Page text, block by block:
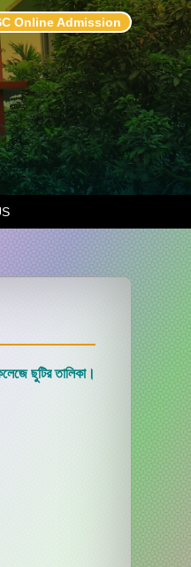
Online Admission
ছুটির তালিকা।